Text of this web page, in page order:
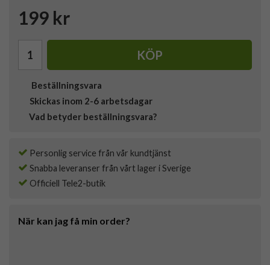
199 kr
KÖP
Beställningsvara
Skickas inom 2-6 arbetsdagar
Vad betyder beställningsvara?
Personlig service från vår kundtjänst
Snabba leveranser från vårt lager i Sverige
Officiell Tele2-butik
När kan jag få min order?